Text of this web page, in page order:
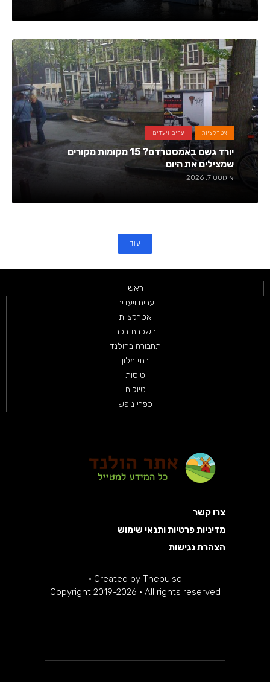
אטרקציות ערים ויעדים
יורד גשם באמסטרדם? 15 מקומות מקורים
שמצילים את היום
אוגוסט 7, 2026
עוד
ראשי
ערים ויעדים
אטרקציות
השכרת רכב
תחבורה בהולנד
בתי מלון
טיסות
טיולים
כפרי נופש
צרו קשר
מדיניות פרטיות ותנאי שימוש
הצהרת נגישות
Created by Thepulse
·
Copyright 2019-2026 · All rights reserved